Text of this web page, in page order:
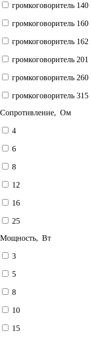
громкоговоритель 140
громкоговоритель 160
громкоговоритель 162
громкоговоритель 201
громкоговоритель 260
громкоговоритель 315
Сопротивление, Ом
4
6
8
12
16
25
Мощность, Вт
3
5
8
10
15